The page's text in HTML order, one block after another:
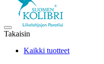
Takaisin
Kaikki tuotteet